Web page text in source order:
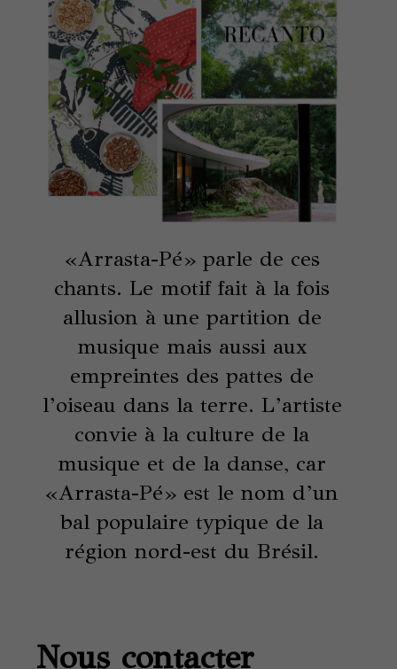
«Arrasta-Pé» parle de ces
chants. Le motif fait à la fois
allusion à une partition de
musique mais aussi aux
empreintes des pattes de
l’oiseau dans la terre. L’artiste
convie à la culture de la
musique et de la danse, car
«Arrasta-Pé» est le nom d’un
bal populaire typique de la
région nord-est du Brésil.
Nous contacter